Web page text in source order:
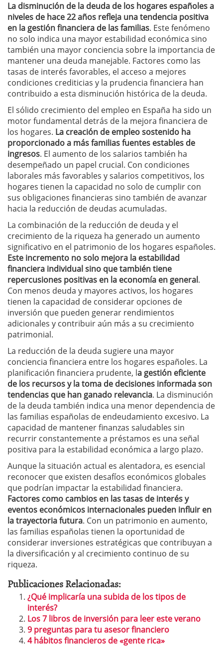
La disminución de la deuda de los hogares españoles a
niveles de hace 22 años refleja una tendencia positiva
en la gestión financiera de las familias. Este fenómeno
no solo indica una mayor estabilidad económica sino
también una mayor conciencia sobre la importancia de
mantener una deuda manejable. Factores como las
tasas de interés favorables, el acceso a mejores
condiciones crediticias y la prudencia financiera han
contribuido a esta disminución histórica de la deuda.
El sólido crecimiento del empleo en España ha sido un
motor fundamental detrás de la mejora financiera de
los hogares. La creación de empleo sostenido ha
proporcionado a más familias fuentes estables de
ingresos. El aumento de los salarios también ha
desempeñado un papel crucial. Con condiciones
laborales más favorables y salarios competitivos, los
hogares tienen la capacidad no solo de cumplir con
sus obligaciones financieras sino también de avanzar
hacia la reducción de deudas acumuladas.
La combinación de la reducción de deuda y el
crecimiento de la riqueza ha generado un aumento
significativo en el patrimonio de los hogares españoles.
Este incremento no solo mejora la estabilidad
financiera individual sino que también tiene
repercusiones positivas en la economía en general.
Con menos deuda y mayores activos, los hogares
tienen la capacidad de considerar opciones de
inversión que pueden generar rendimientos
adicionales y contribuir aún más a su crecimiento
patrimonial.
La reducción de la deuda sugiere una mayor
conciencia financiera entre los hogares españoles. La
planificación financiera prudente, la gestión eficiente
de los recursos y la toma de decisiones informada son
tendencias que han ganado relevancia. La disminución
de la deuda también indica una menor dependencia de
las familias españolas de endeudamiento excesivo. La
capacidad de mantener finanzas saludables sin
recurrir constantemente a préstamos es una señal
positiva para la estabilidad económica a largo plazo.
Aunque la situación actual es alentadora, es esencial
reconocer que existen desafíos económicos globales
que podrían impactar la estabilidad financiera.
Factores como cambios en las tasas de interés y
eventos económicos internacionales pueden influir en
la trayectoria futura. Con un patrimonio en aumento,
las familias españolas tienen la oportunidad de
considerar inversiones estratégicas que contribuyan a
la diversificación y al crecimiento continuo de su
riqueza.
Publicaciones Relacionadas:
¿Qué implicaría una subida de los tipos de
interés?
Los 7 libros de inversión para leer este verano
9 preguntas para tu asesor financiero
4 hábitos financieros de «gente rica»